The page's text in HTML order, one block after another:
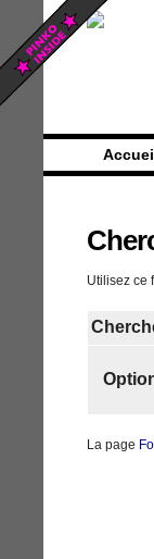
Utilisez ce
La page